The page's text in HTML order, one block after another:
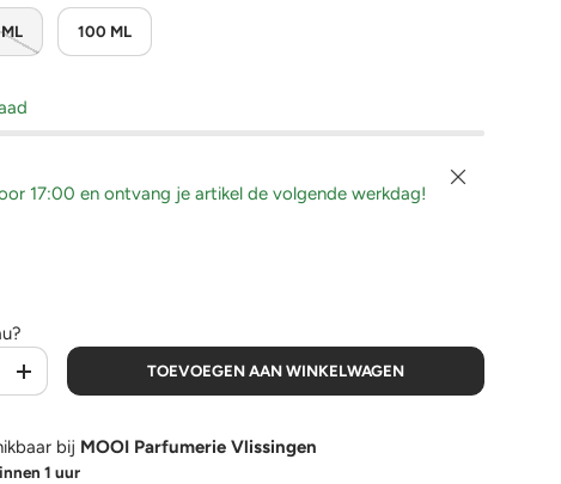
100 ML
17:00 en ontvang je artikel de volgende werkdag!
Sluiten
+ TOEVOEGEN AAN WINKELWAGEN
bij MOOI Parfumerie Vlissingen
1 uur